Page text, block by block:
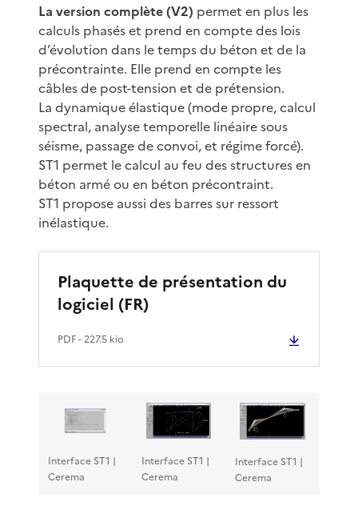
La version complète (V2) permet en plus les
calculs phasés et prend en compte des lois
d’évolution dans le temps du béton et de la
précontrainte. Elle prend en compte les
câbles de post-tension et de prétension.
La dynamique élastique (mode propre, calcul
spectral, analyse temporelle linéaire sous
séisme, passage de convoi, et régime forcé).
ST1 permet le calcul au feu des structures en
béton armé ou en béton précontraint.
ST1 propose aussi des barres sur ressort
inélastique.
Plaquette de présentation du
logiciel (FR)
PDF- 227.5 kio
Interface ST1 |
Cerema
Interface ST1 |
Cerema
Interface ST1 |
Cerema